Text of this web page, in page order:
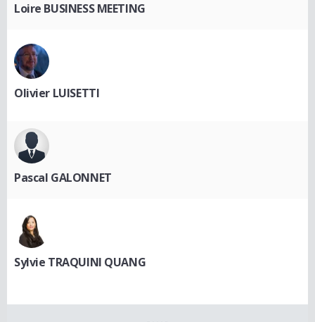
Loire BUSINESS MEETING
Olivier LUISETTI
Pascal GALONNET
Sylvie TRAQUINI QUANG